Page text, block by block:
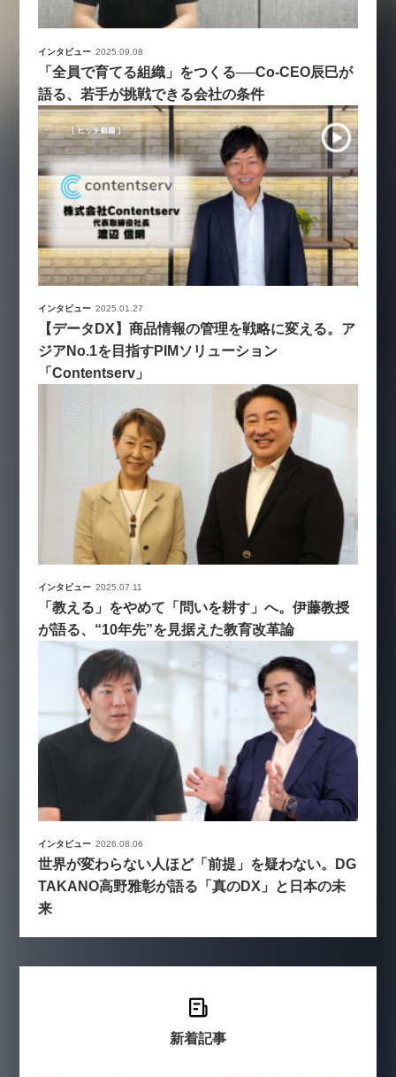
インタビュー 2025.09.08
「全員で育てる組織」をつくる──Co-CEO辰巳が
語る、若手が挑戦できる会社の条件
インタビュー 2025.01.27
【データDX】商品情報の管理を戦略に変える。ア
ジアNo.1を目指すPIMソリューション
「Contentserv」
インタビュー 2025.07.11
「教える」をやめて「問いを耕す」へ。伊藤教授
が語る、“10年先”を見据えた教育改革論
インタビュー 2026.08.06
世界が変わらない人ほど「前提」を疑わない。DG
TAKANO高野雅彰が語る「真のDX」と日本の未
来
新着記事